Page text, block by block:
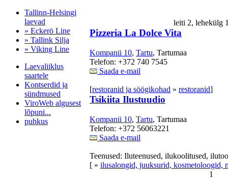
Tallinn-Helsingi
laevad
» Eckerö Line
» Tallink Silja
» Viking Line
Laevaliiklus
saartele
Kontserdid ja
sündmused
ViroWeb algusest
lõpuni...
puhkus
leiti 2,
Pizzeria La Dolce Vita
Kompanii 10, Tartu, Tartumaa
Telefon: +372 740 7545
Saada e-mail
[restoranid ja söögikohad » restoranid]
Tsikiita Ilustuudio
Kompanii 10, Tartu, Tartumaa
Telefon: +372 56063221
Saada e-mail
Teenused: Iluteenused, ilukoolitused,
[ » ilusalongid, juuksurid, kosmetoloogid,
1